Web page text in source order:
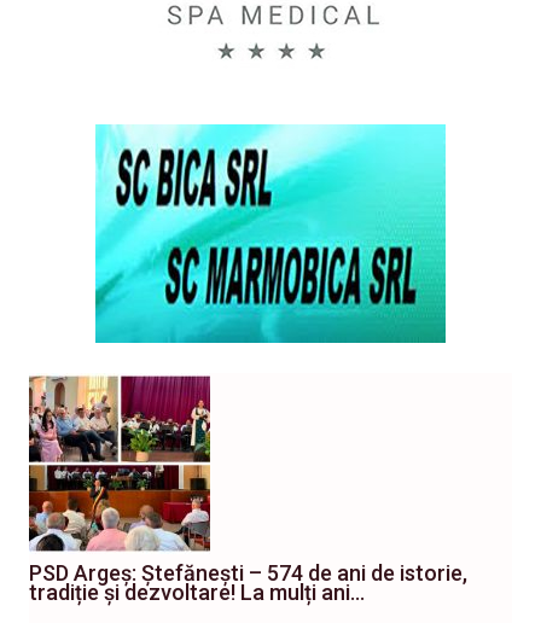
PSD Argeș: Ștefănești – 574 de ani de istorie,
tradiție și dezvoltare! La mulți ani…